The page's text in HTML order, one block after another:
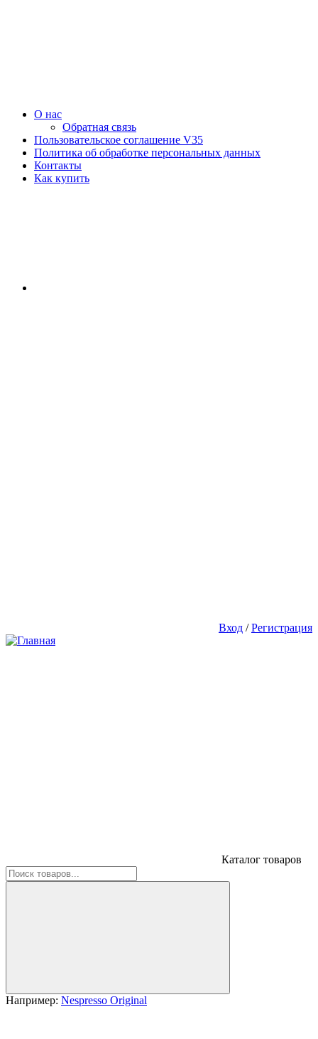
О нас
Обратная связь
Пользовательское соглашение V35
Политика об обработке персональных данных
Контакты
Как купить
Вход /Регистрация
Каталог товаров
Например: Nespresso Original